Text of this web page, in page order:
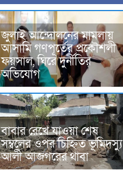
জুলাই আন্দোলনের মামলায়
আসামি গণপূর্তের প্রকৌশলী
ফয়সাল, ঘিরে দুর্নীতির
অভিযোগ
বাবার রেখে যাওয়া শেষ
সম্বলের ওপর চিহ্নিত ভূমিদস্যু
আলী আজগরের থাবা